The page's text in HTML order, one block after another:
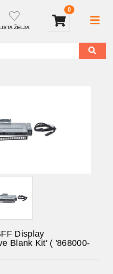
ŽELJA
0
Display
Blank Kit' ( '868000-